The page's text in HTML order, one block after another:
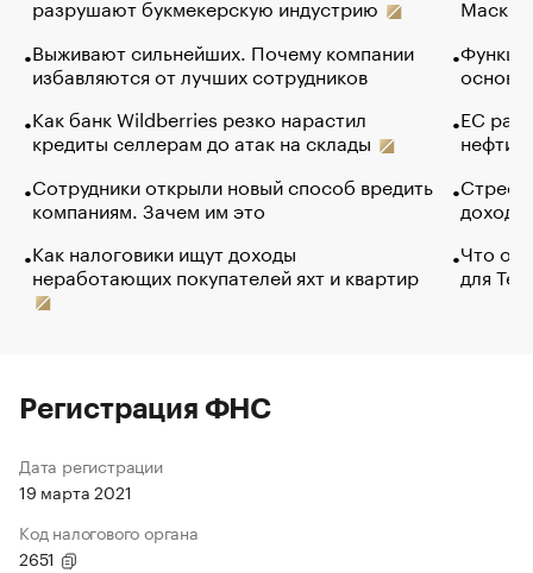
разрушают букмекерскую индустрию
Выживают сильнейших. Почему компании
избавляются от лучших сотрудников
Как банк Wildberries резко нарастил
кредиты селлерам до атак на склады
Сотрудники открыли новый способ вредить
компаниям. Зачем им это
Как налоговики ищут доходы
неработающих покупателей яхт и квартир
Маск в
основ
ЕС
нефти
Что
для
Регистрация ФНС
Дата регистрации
19 марта 2021
Код налогового органа
2651